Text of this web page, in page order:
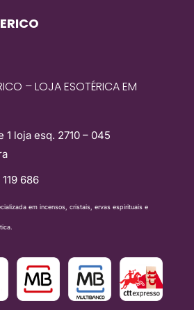
– LOJA ESOTÉRICA EM
1 loja esq. 2710 – 045
686
em incensos, cristais, ervas espirituais e